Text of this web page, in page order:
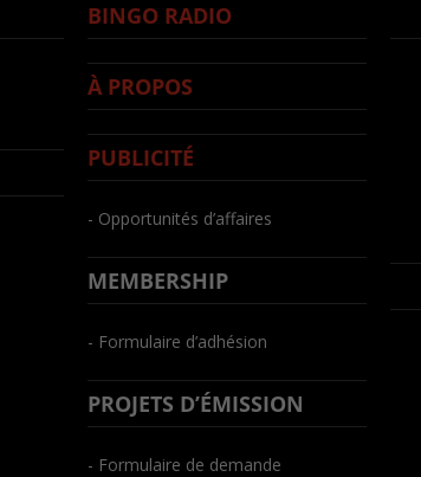
BINGO RADIO
À PROPOS
PUBLICITÉ
- Opportunités d’affaires
MEMBERSHIP
- Formulaire d’adhésion
PROJETS D’ÉMISSION
- Formulaire de demande